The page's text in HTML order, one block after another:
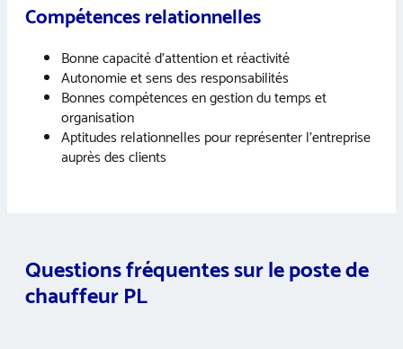
Compétences relationnelles
Bonne capacité d’attention et réactivité
Autonomie et sens des responsabilités
Bonnes compétences en gestion du temps et
organisation
Aptitudes relationnelles pour représenter l’entreprise
auprès des clients
Questions fréquentes sur le poste de
chauffeur PL